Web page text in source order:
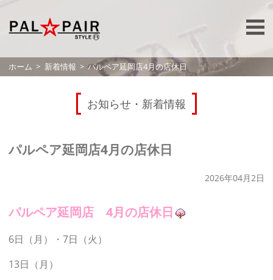
ホーム 新着情報 パルペア延岡店4月の店休日
お知らせ・新着情報
パルペア延岡店4月の店休日
2026年04月2日
パルペア延岡店 4月の店休日
6日（月）・7日（火）
13日（月）